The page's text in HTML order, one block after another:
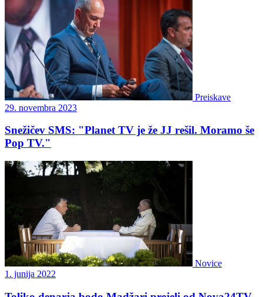
Preiskave
29. novembra 2023
Snežičev SMS: "Planet TV je že JJ rešil. Moramo še
Pop TV."
Novice
1. junija 2022